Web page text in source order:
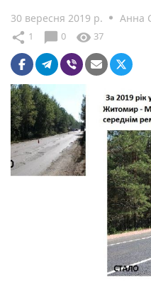
30 вересня 2019 р. Анна
share 1 chat_bubble 0 visibility 37